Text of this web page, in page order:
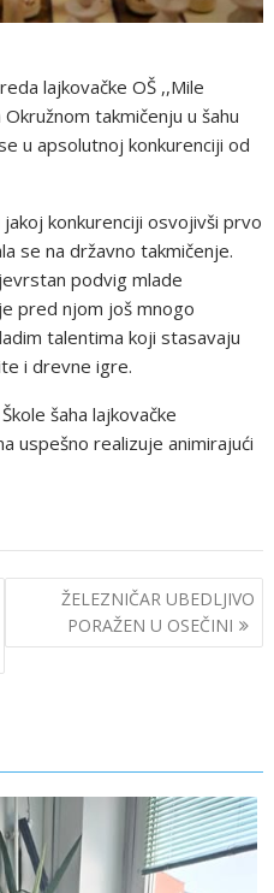
lajkovačke OŠ ,,Mile
takmičenju u šahu
u apsolutnoj konkurenciji od
konkurenciji osvojivši prvo
se na državno takmičenje.
podvig mlade
pred njom još mnogo
talentima koji stasavaju
i drevne igre.
šaha lajkovačke
uspešno realizuje animirajući
ŽELEZNIČAR UBEDLJIVO
PORAŽEN U OSEČINI